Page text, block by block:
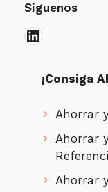
Síguenos
LinkedIn
¡Consiga
Ahorrar
Ahorrar
Ahorrar